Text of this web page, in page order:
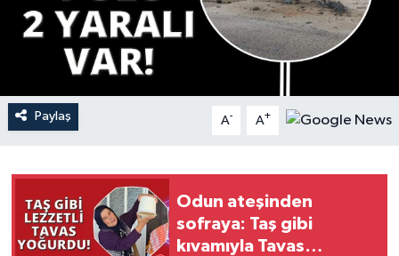
Paylaş A- A+
Odun ateşinden
sofraya: Taş gibi
kıvamıyla Tavas